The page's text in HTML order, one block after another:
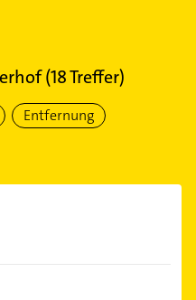
(18Treffer)
Entfernung